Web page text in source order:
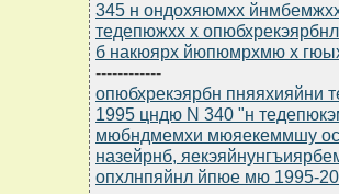
345 н ондохяюмхх
тедепюжхх х
б накюярх йюпюмрхмю х
------------
опюбхрекэярбн пняяхияйни
1995 цндю N 340 "н
мюбндмемхи мюяекеммшу
назейрнб,
опхлнпяйнл йпюе мю 1995-